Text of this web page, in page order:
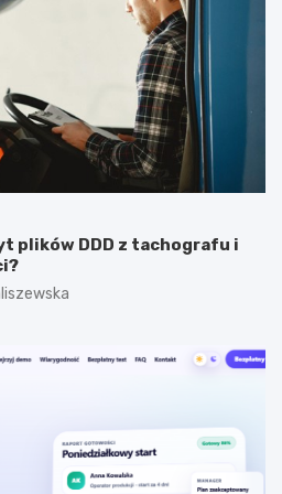
plików DDD z tachografu i